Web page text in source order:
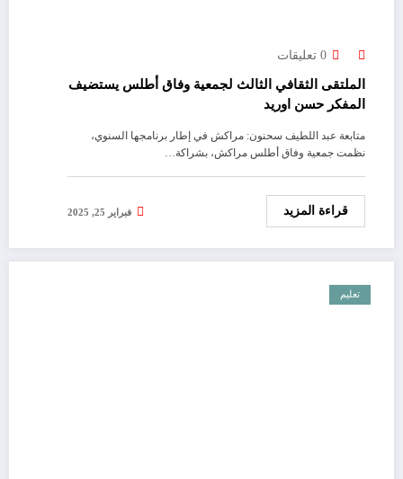
0 تعليقات
الملتقى الثقافي الثالث لجمعية وفاق أطلس يستضيف
المفكر حسن اوريد
متابعة عبد اللطيف سحنون: مراكش في إطار برنامجها السنوي،
نظمت جمعية وفاق أطلس مراكش، بشراكة…
قراءة المزيد فبراير 25, 2025
تعليم